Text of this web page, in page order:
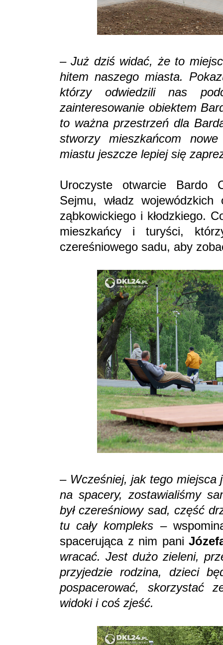
–Już dziś widać, że to
hitem naszego miasta.
którzy odwiedzili nas
zainteresowanie obiektem
to ważna przestrzeń dla
stworzy mieszkańcom
miastu jeszcze lepiej się
Uroczyste otwarcie Bardo
Sejmu, władz
ząbkowickiego i kłodzkiego.
mieszkańcy i turyści,
czereśniowego sadu, aby
– Wcześniej, jak tego miejsca
na spacery, zostawialiśmy
był czereśniowy sad, część
tu cały kompleks –
spacerująca z nim pani
wracać. Jest dużo zieleni,
przyjedzie rodzina, dzieci
pospacerować, skorzystać
widoki i coś zjeść.